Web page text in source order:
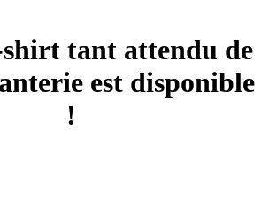
tant attendu de
est disponible
!